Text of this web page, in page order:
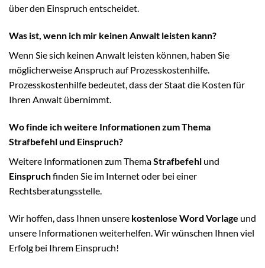
über den Einspruch entscheidet.
Was ist, wenn ich mir keinen Anwalt leisten kann?
Wenn Sie sich keinen Anwalt leisten können, haben Sie
möglicherweise Anspruch auf Prozesskostenhilfe.
Prozesskostenhilfe bedeutet, dass der Staat die Kosten für
Ihren Anwalt übernimmt.
Wo finde ich weitere Informationen zum Thema
Strafbefehl und Einspruch?
Weitere Informationen zum ThemaStrafbefehl und
Einspruchfinden Sie im Internet oder bei einer
Rechtsberatungsstelle.
Wir hoffen, dass Ihnen unsere kostenlose Word Vorlage und
unsere Informationen weiterhelfen. Wir wünschen Ihnen viel
Erfolg bei Ihrem Einspruch!